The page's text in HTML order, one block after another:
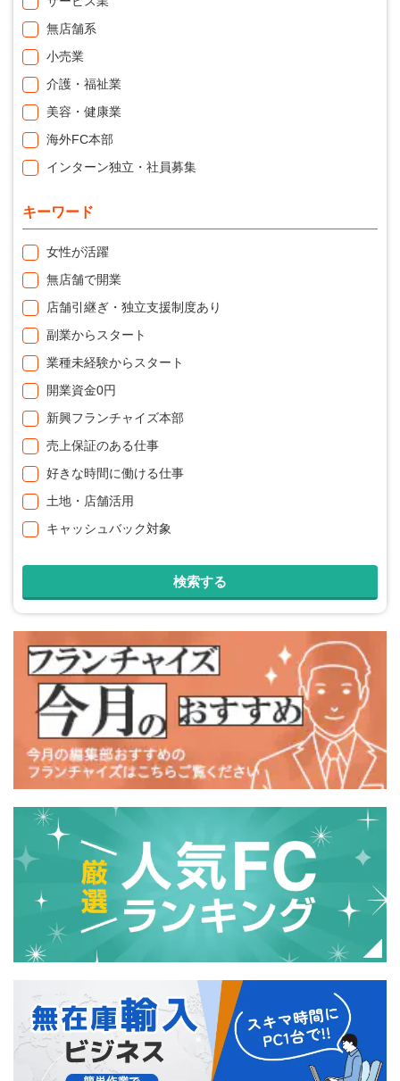
無店舗系
小売業
介護・福祉業
美容・健康業
海外FC本部
インターン独立・社員募集
キーワード
女性が活躍
無店舗で開業
店舗引継ぎ・独立支援制度あり
副業からスタート
業種未経験からスタート
開業資金0円
新興フランチャイズ本部
売上保証のある仕事
好きな時間に働ける仕事
土地・店舗活用
キャッシュバック対象